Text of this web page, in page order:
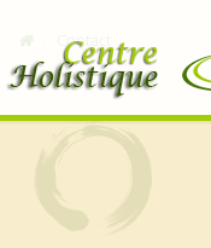
Contact